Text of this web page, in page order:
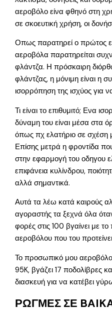
αεροβόλο είνα φθηνό στη
σε σκοευτική χρήση, οι
Οπως παρατηρεί ο πρώτος
αεροβόλα παρατηρείται
φλάντζα. Η πρόσκαιρη
φλάντζας, η μόνιμη είναι η
ισορρόπηση της ισχύος για
Τι είναι το επιθυμιτό; Ενα
δύναμη του είναι μέσα στα
όπως πχ ελατήριο σε σχέση
Επίσης μετρά η φροντίδα
στην εφαρμογή του οδηγου
επιφάνεια κυλίνδρου,
αλλά σημαντικά.
Αυτά τα λέω κατά καιρούς
αγοραστής τα ξεχνά όλα
φορές στις 100 βγαίνει με
αεροβόλου που του
Το προσωπικό μου
95K, βγάζει 17 ποδολίβρες
διασκευή για να κατέβει
ΡΩΓΜΕΣ ΣΕ